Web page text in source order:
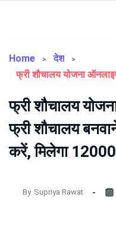
Home
देश
फ्री शौचालय
फ्री शौचालय
करें, मिलेगा
By Supriya Rawat